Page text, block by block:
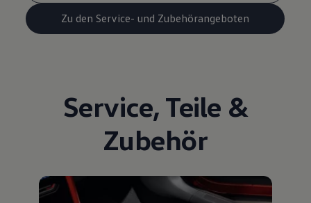
Zu den Service- und Zubehörangeboten
Service, Teile &
Zubehör